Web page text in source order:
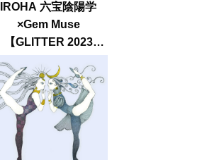
IROHA 六宝陰陽学
×Gem Muse
【GLITTER 2023
SUMMER issue】